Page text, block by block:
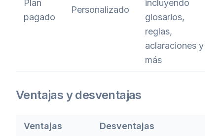
Plan
pagado
Personalizado
incluyendo
glosarios,
reglas,
aclaraciones y
más
Ventajas y desventajas
Ventajas Desventajas